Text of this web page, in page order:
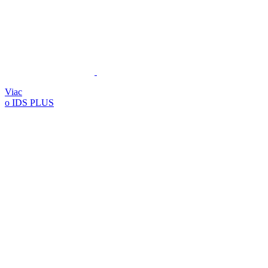
Viac
o IDS PLUS